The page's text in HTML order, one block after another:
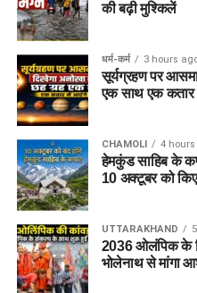
की बढ़ी मुश्किलें
धर्म-कर्म 3 hours
सूर्यग्रहण पर
एक साथ एक
CHAMOLI 4
हेमकुंड साहिब के
10 अक्टूबर को
UTTARAKHAND
2036 ओलंपिक के
भोलेनाथ से मांगा